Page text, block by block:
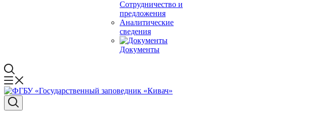
Сотрудничество и
предложения
Аналитические
сведения
Документы